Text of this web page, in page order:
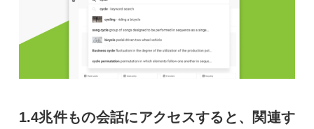
1.4兆件もの会話にアクセスすると、関連す